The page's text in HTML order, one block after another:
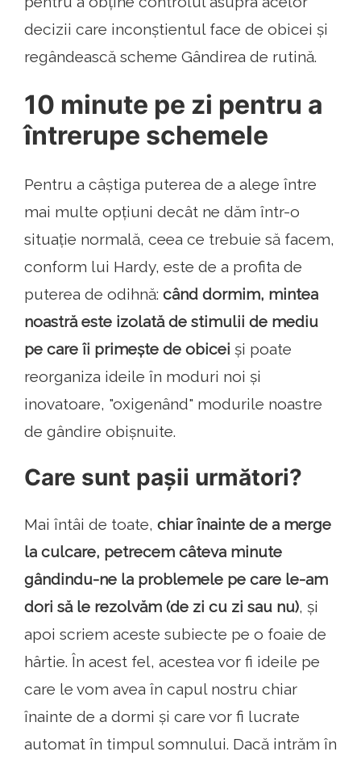
decizii care inconștientul face de obicei și
regândească scheme Gândirea de rutină.
10 minute pe zi pentru a
întrerupe schemele
Pentru a câștiga puterea de a alege între
mai multe opțiuni decât ne dăm într-o
situație normală, ceea ce trebuie să facem,
conform lui Hardy, este de a profita de
puterea de odihnă: când dormim, mintea
noastră este izolată de stimulii de mediu
pe care îi primește de obicei și poate
reorganiza ideile în moduri noi și
inovatoare, "oxigenând" modurile noastre
de gândire obișnuite.
Care sunt pașii următori?
Mai întâi de toate, chiar înainte de a merge
la culcare, petrecem câteva minute
gândindu-ne la problemele pe care le-am
dori să le rezolvăm (de zi cu zi sau nu), și
apoi scriem aceste subiecte pe o foaie de
hârtie. În acest fel, acestea vor fi ideile pe
care le vom avea în capul nostru chiar
înainte de a dormi și care vor fi lucrate
automat în timpul somnului. Dacă intrăm în